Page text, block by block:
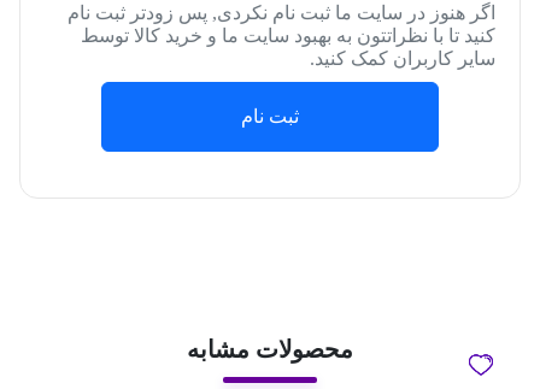
اگر هنوز در سایت ما ثبت نام نکردی, پس زودتر ثبت نام
کنید تا با نظراتتون به بهبود سایت ما و خرید کالا توسط
سایر کاربران کمک کنید.
ثبت نام
محصولات مشابه